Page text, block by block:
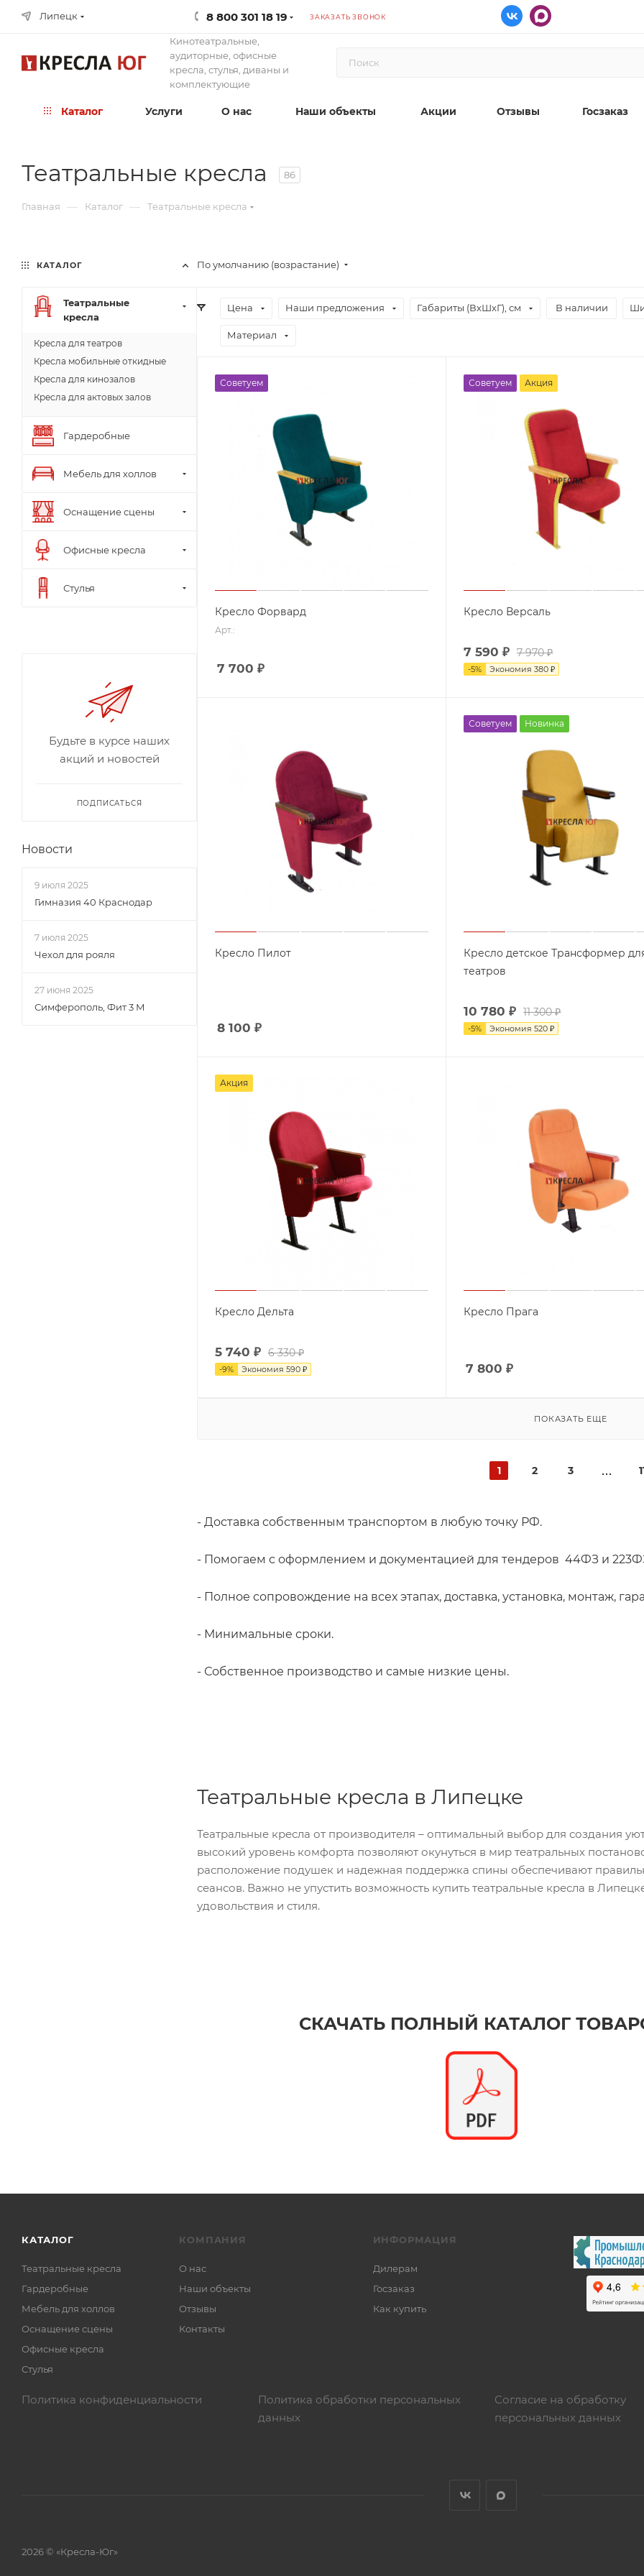
Липецк 8 800 301 18 19 ЗАКАЗАТЬ ЗВОНОК
Кинотеатральные,
аудиторные, офисные
кресла, стулья, диваны и
комплектующие
Каталог Услуги О нас Наши объекты Акции Отзывы Госзаказ
Театральные кресла 86
Главная — Каталог — Театральные кресла
По умолчанию (возрастание)
Цена Наши предложения Габариты (ВхШхГ), см В наличии
Материал
Советуем
Кресло Форвард
Арт.:
7 700 ₽
Советуем Акция
Кресло Версаль
7 590 ₽ 7 970₽
-5% Экономия380 ₽
Кресло Пилот
8 100 ₽
Советуем Новинка
Кресло детское Трансформер для
театров
10 780 ₽ 11 300₽
-5% Экономия 520 ₽
Акция
Кресло Дельта
5 740 ₽ 6 330₽
-9% Экономия 590 ₽
Кресло Прага
7 800 ₽
ПОКАЗАТЬ ЕЩЕ
1 2 3
- Доставка собственным транспортом в любую точку РФ.
- Помогаем с оформлением и документацией для тендеров 44ФЗ и
- Полное сопровождение на всех этапах, доставка, установка, монтаж,
- Минимальные сроки.
- Собственное производство и самые низкие цены.
Театральные кресла в Липецке
Театральные кресла от производителя – оптимальный выбор для создания
высокий уровень комфорта позволяют окунуться в мир театральных
расположение подушек и надежная поддержка спины обеспечивают
сеансов. Важно не упустить возможность купить театральные кресла в
удовольствия и стиля.
КАТАЛОГ
Театральные
кресла
Кресла для театров
Кресла мобильные откидные
Кресла для кинозалов
Кресла для актовых залов
Гардеробные
Мебель для холлов
Оснащение сцены
Офисные кресла
Стулья
Будьте в курсе наших
акций и новостей
ПОДПИСАТЬСЯ
Новости
9 июля 2025
Гимназия 40 Краснодар
7 июля 2025
Чехол для рояля
27 июня 2025
Симферополь, Фит 3 М
СКАЧАТЬ ПОЛНЫЙ КАТАЛОГ
КАТАЛОГ
Театральные кресла
Гардеробные
Мебель для холлов
Оснащение сцены
Офисные кресла
Стулья
КОМПАНИЯ
О нас
Наши объекты
Отзывы
Контакты
ИНФОРМАЦИЯ
Дилерам
Госзаказ
Как купить
Политика конфиденциальности
Политика обработки персональных
данных
Согласие на обработку
персональных данных
2026 © «Кресла-Юг»